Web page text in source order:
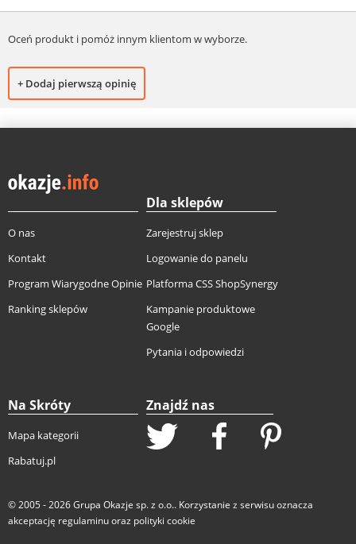
Oceń produkt i pomóż innym klientom w wyborze.
+ Dodaj pierwszą opinię
O nas
Kontakt
Program Wiarygodne Opinie
Ranking sklepów
Dla sklepów
Zarejestruj sklep
Logowanie do panelu
Platforma CSS ShopSynergy
Kampanie produktowe
Google
Pytania i odpowiedzi
Na Skróty
Mapa kategorii
Rabatuj.pl
Znajdź nas
© 2005 - 2026Grupa Okazje sp. z o.o.. Korzystanie z serwisu oznacza
akceptację regulaminuoraz polityki cookie